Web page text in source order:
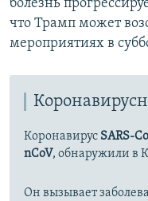
болезнь
что Трамп может
мероприятиях в
Коронавирус SARS-
nCoV, обнаружили в
Он вызывает